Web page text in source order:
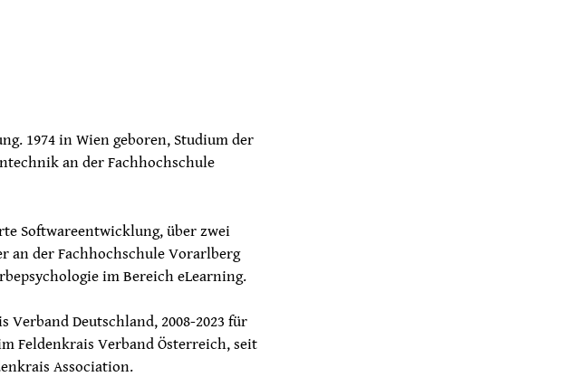
1974 in Wien geboren, Studium der
an der Fachhochschule
Softwareentwicklung, über zwei
an der Fachhochschule Vorarlberg
im Bereich eLearning.
Verband Deutschland, 2008-2023 für
Feldenkrais Verband Österreich, seit
Association.